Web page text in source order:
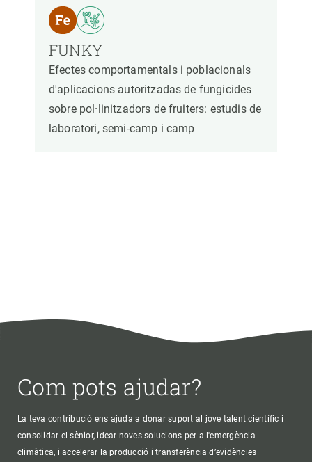
ANY D'INICI
LIDERATGE CREAF LIDERATGE EXTERN
- QUALSEVOL - ACTIU INACTIU
FUNKY
Efectes comportamentals i poblacionals
d'aplicacions autoritzadas de fungicides
sobre pol·linitzadors de fruiters: estudis de
laboratori, semi-camp i camp
Com pots ajudar?
La teva contribució ens ajuda a donar suport al jove talent científic i
consolidar el sènior, idear noves solucions per a l'emergència
climàtica, i accelerar la producció i transferència d’evidències